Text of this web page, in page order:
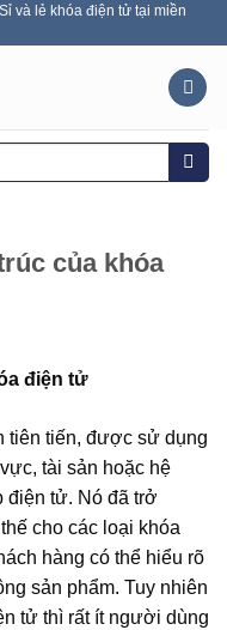
và lẻ khóa điện tử tại miền
của khóa
tiên tiến, được sử dụng
tài sản hoặc hệ
điện tử. Nó đã trở
cho các loại khóa
hàng có thể hiểu rõ
sản phẩm. Tuy nhiên
tử thì rất ít người dùng